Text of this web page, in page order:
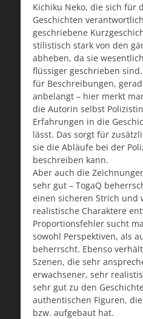
Kichiku Neko, die sich für
Geschichten
geschriebene
stilistisch stark von den
abheben, da sie
flüssiger geschrieben
für Beschreibungen,
anbelangt – hier merkt
die Autorin selbst
Erfahrungen in die
lässt. Das sorgt für
sie die Abläufe bei der
beschreiben kann.
Aber auch die
sehr gut – TogaQ
einen sicheren Strich und
realistische Charaktere
Proportionsfehler sucht
sowohl Perspektiven, als
beherrscht. Ebenso
Szenen, die sehr
erwachsener, sehr
sehr gut zu den
authentischen Figuren,
bzw. aufgebaut hat.